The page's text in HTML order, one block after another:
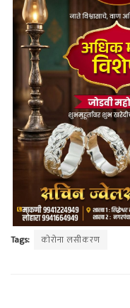
Tags: कोरोना लसीकरण